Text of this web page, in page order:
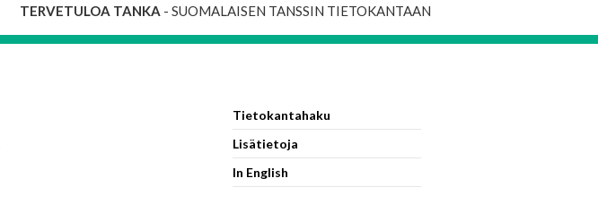
TERVETULOA TANKA - SUOMALAISEN TANSSIN TIETOKANTAAN
Tietokantahaku
Lisätietoja
In English